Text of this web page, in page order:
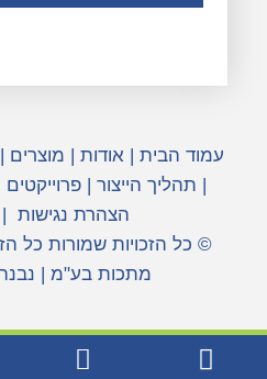
עמוד הבית |אודות מוצרים
תהליך הייצור |פרוייקטים
הצהרת נגישות
© כל הזכויות שמורות כל
מתכות בע"מ |